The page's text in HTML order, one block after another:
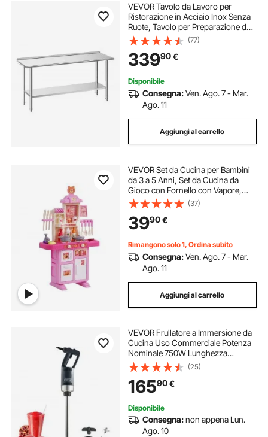
VEVOR Tavolo da Lavoro per
Ristorazione in Acciaio Inox Senza
Ruote, Tavolo per Preparazione da
Cucina 1829 x 610 x 894 mm
Alzatina, Banco Cucina Ripiano
Sotto Portaoggetti 218 kg,
Ristorante, Hotel
(77)
33990€
Disponibile
Consegna:Ven. Ago. 7 - Mar.
Ago. 11
Aggiungi al carrello
VEVOR Set da Cucina per Bambini
da 3 a 5 Anni, Set da Cucina da
Gioco con Fornello con Vapore,
Suoni e Luci, con Accessori da
Cucina da 48 Pezzi per Bambini
Piccoli, Bambini in Età Prescolare,
Rosa
(37)
3990€
Rimangono solo 1, Ordina subito
Consegna:Ven. Ago. 7 - Mar.
Ago. 11
Aggiungi al carrello
VEVOR Frullatore a Immersione da
Cucina Uso Commerciale Potenza
Nominale 750W Lunghezza
855mm Velocità Regolabile,
Frullatore Tritatutto da Cucina
Commerciale per Zuppe Salsa
Pesto Materiale Frullato
(25)
16590€
Disponibile
Consegna:non appena Lun.
Ago. 10